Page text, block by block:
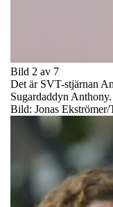
Bild 2 av 7
Det är SVT-stjärnan
Sugardaddyn Anthony.
Bild: Jonas